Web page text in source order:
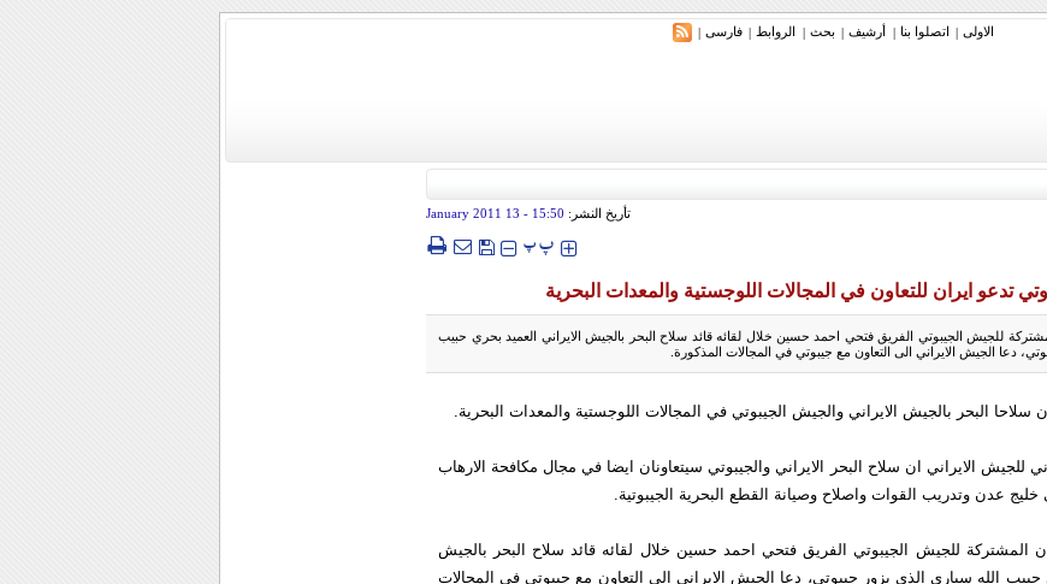
الاولی | اتصلوا بنا | أرشیف | بحث | الروابط | فارسی |
تأريخ النشر: 15:50
- 13 January 2011
‍‍‍ پپ
تدعو ايران للتعاون في المجالات اللوجستية والمعدات البحرية
للجيش الجيبوتي الفريق فتحي احمد حسين خلال لقائه قائد سلاح البحر بالجيش الايراني العميد بحري حبيب
دعا الجيش الايراني الى التعاون مع جيبوتي في المجالات المذكورة.
البحر بالجيش الايراني والجيش الجيبوتي في المجالات اللوجستية والمعدات البحرية.
للجيش الايراني ان سلاح البحر الايراني والجيبوتي سيتعاونان ايضا في مجال مكافحة الارهاب
خليج عدن وتدريب القوات واصلاح وصيانة القطع البحرية الجيبوتية.
المشتركة للجيش الجيبوتي الفريق فتحي احمد حسين خلال لقائه قائد سلاح البحر بالجيش
حبيب الله سياري الذي يزور جيبوتي، دعا الجيش الايراني الى التعاون مع جيبوتي في المجالات